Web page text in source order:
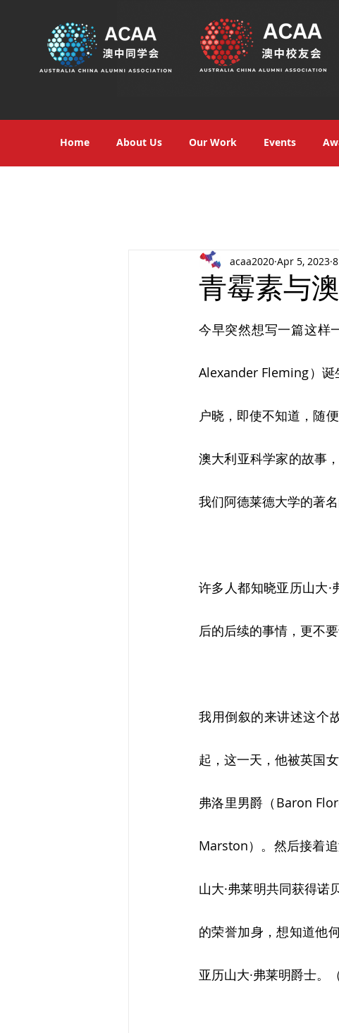
Home About Us Our Work Events
青霉素与
acaa2020 Apr 5, 2023
今早突然想写一篇这样
Alexander Fleming）诞
户晓，即使不知道，随
澳大利亚科学家的故事
我们阿德莱德大学的著名
许多人都知晓亚历山大
后的后续的事情，更不要
我用倒叙的来讲述这个
起，这一天，他被英国
弗洛里男爵（Baron
Marston）。然后接着
山大·弗莱明共同获得诺
的荣誉加身，想知道他
亚历山大·弗莱明爵士。